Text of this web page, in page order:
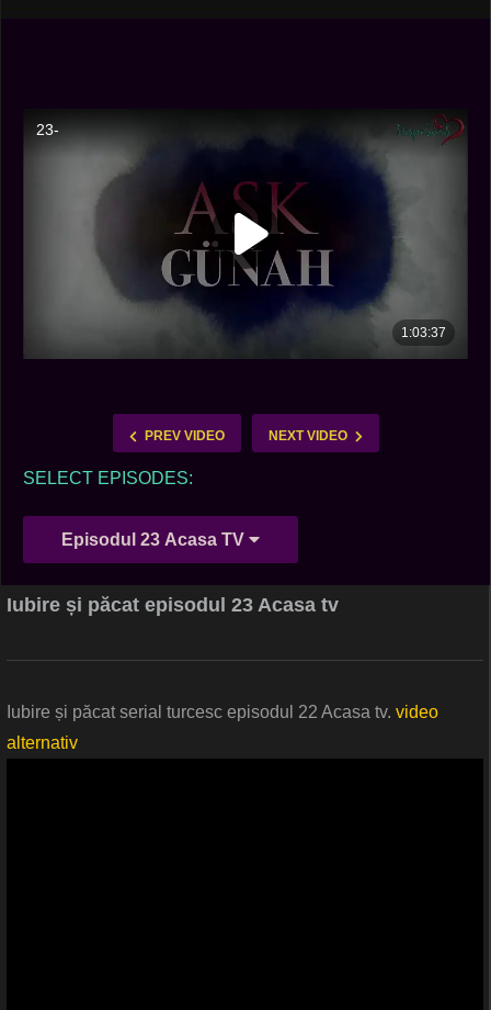
PREV VIDEO NEXT VIDEO
SELECT EPISODES:
Episodul 23 Acasa TV
Iubire și păcat episodul 23 Acasa tv
Iubire și păcat serial turcesc episodul 22 Acasa tv. video
alternativ